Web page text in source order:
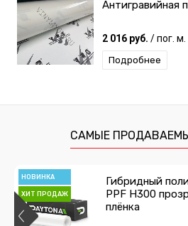
Антигравийная
2 016 руб. / пог. м.
Подробнее
САМЫЕ
НОВИНКА
ХИТ ПРОДАЖ
Гибридный
PPF H300
плёнка